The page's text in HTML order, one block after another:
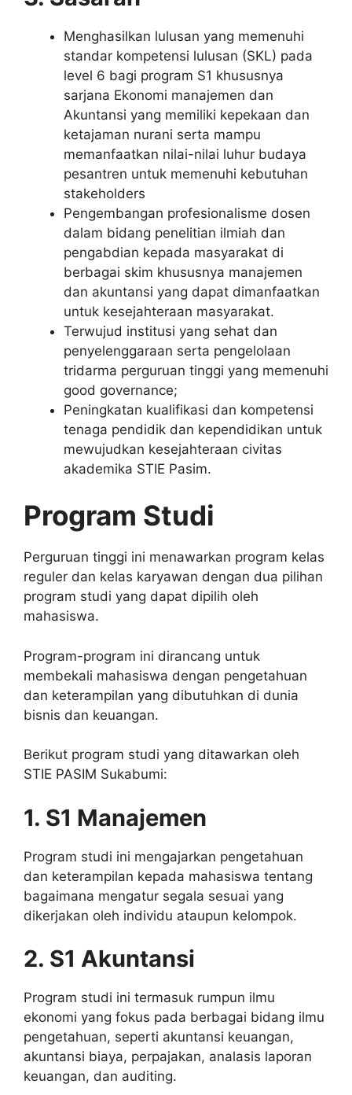
Menghasilkan lulusan yang memenuhi
standar kompetensi lulusan (SKL) pada
level 6 bagi program S1 khususnya
sarjana Ekonomi manajemen dan
Akuntansi yang memiliki kepekaan dan
ketajaman nurani serta mampu
memanfaatkan nilai-nilai luhur budaya
pesantren untuk memenuhi kebutuhan
stakeholders
Pengembangan profesionalisme dosen
dalam bidang penelitian ilmiah dan
pengabdian kepada masyarakat di
berbagai skim khususnya manajemen
dan akuntansi yang dapat dimanfaatkan
untuk kesejahteraan masyarakat.
Terwujud institusi yang sehat dan
penyelenggaraan serta pengelolaan
tridarma perguruan tinggi yang memenuhi
good governance;
Peningkatan kualifikasi dan kompetensi
tenaga pendidik dan kependidikan untuk
mewujudkan kesejahteraan civitas
akademika STIE Pasim.
Program Studi
Perguruan tinggi ini menawarkan program kelas
reguler dan kelas karyawan dengan dua pilihan
program studi yang dapat dipilih oleh
mahasiswa.
Program-program ini dirancang untuk
membekali mahasiswa dengan pengetahuan
dan keterampilan yang dibutuhkan di dunia
bisnis dan keuangan.
Berikut program studi yang ditawarkan oleh
STIE PASIM Sukabumi:
1. S1 Manajemen
Program studi ini mengajarkan pengetahuan
dan keterampilan kepada mahasiswa tentang
bagaimana mengatur segala sesuai yang
dikerjakan oleh individu ataupun kelompok.
2. S1 Akuntansi
Program studi ini termasuk rumpun ilmu
ekonomi yang fokus pada berbagai bidang ilmu
pengetahuan, seperti akuntansi keuangan,
akuntansi biaya, perpajakan, analasis laporan
keuangan, dan auditing.